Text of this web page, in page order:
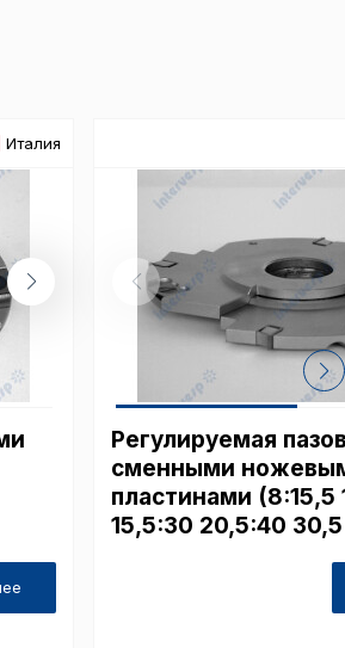
Италия
Регулируемая
сменными
пластинами (8:15,5
15,5:30 20,5:40
cookie файлов не
сайта, в том числе наиболее и
совершенствованию работы